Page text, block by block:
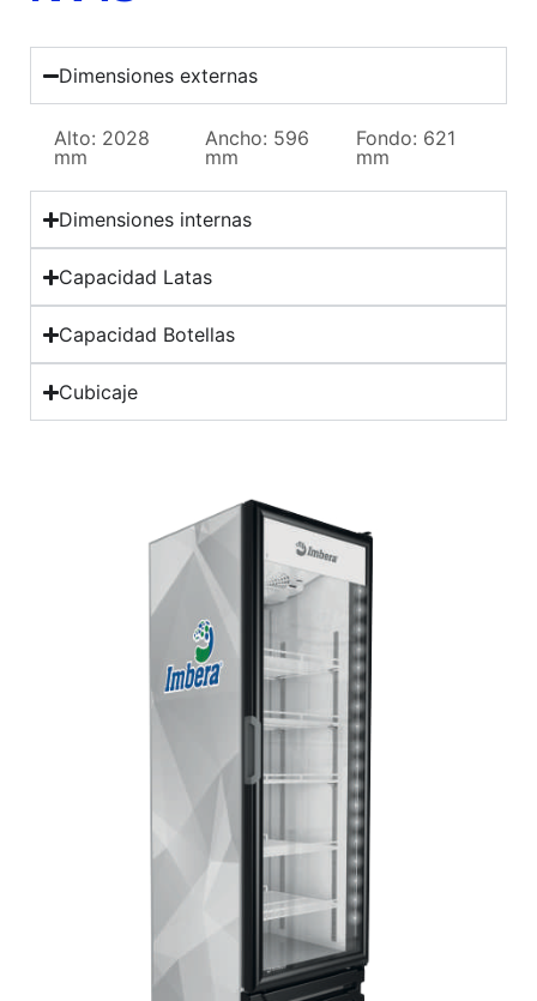
Dimensiones externas
Alto: 2028
mm
Ancho: 596
mm
Fondo: 621
mm
Dimensiones internas
Capacidad Latas
Capacidad Botellas
Cubicaje